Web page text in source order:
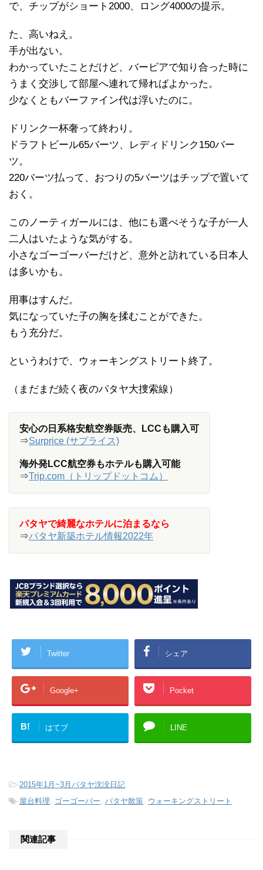
で、チップがショート2000、ロング4000の提示。
た、高いねえ。
手が出ない。
わかっていたことだけど、バービアで知り合った時に
うまく交渉して部屋へ連れて帰ればよかった。
少なくともバーファイン代は浮いたのに。
ドリンク一杯奢って終わり。
ドラフトビール65バーツ、レディドリンク150バー
ツ。
220バーツ払って、おつりの5バーツはチップで置いて
おく。
このノーティガールには、他にも選べそうな子が一人
二人はいたような気がする。
小さなゴーゴーバーだけど、意外と訪れている日本人
は多いかも。
用事はすんだ。
気になっていた子の胸を揉むことができた。
もう充分だ。
というわけで、ウォーキングストリート終了。
（まだまだ続く夜のパタヤ大捜索線）
安心の日系格安航空券販売、LCCも購入可
⇒Surprice (サプライス)
海外発LCC航空券もホテルも購入可能
⇒Trip.com（トリップドットコム）
パタヤで綺麗なホテルに泊まるなら
⇒パタヤ新築ホテル情報2022年
Twitter シェア
Google+ Pocket
B! はてブ LINE
-2015年1月~3月パタヤ沈没日記
-屋台料理, ゴーゴーバー, パタヤ散策, ウォーキングストリート
関連記事